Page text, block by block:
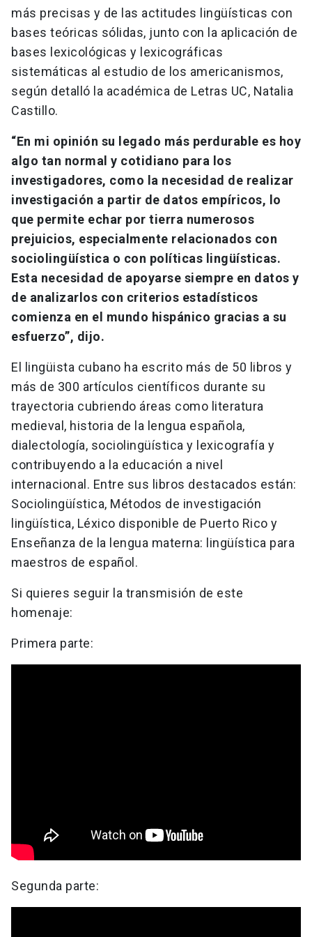
más precisas y de las actitudes lingüísticas con
bases teóricas sólidas, junto con la aplicación de
bases lexicológicas y lexicográficas
sistemáticas al estudio de los americanismos,
según detalló la académica de Letras UC, Natalia
Castillo.
“En mi opinión su legado más perdurable es hoy
algo tan normal y cotidiano para los
investigadores, como la necesidad de realizar
investigación a partir de datos empíricos, lo
que permite echar por tierra numerosos
prejuicios, especialmente relacionados con
sociolingüística o con políticas lingüísticas.
Esta necesidad de apoyarse siempre en datos y
de analizarlos con criterios estadísticos
comienza en el mundo hispánico gracias a su
esfuerzo”, dijo.
El lingüista cubano ha escrito más de 50 libros y
más de 300 artículos científicos durante su
trayectoria cubriendo áreas como literatura
medieval, historia de la lengua española,
dialectología, sociolingüística y lexicografía y
contribuyendo a la educación a nivel
internacional. Entre sus libros destacados están:
Sociolingüística, Métodos de investigación
lingüística, Léxico disponible de Puerto Rico y
Enseñanza de la lengua materna: lingüística para
maestros de español.
Si quieres seguir la transmisión de este
homenaje:
Primera parte:
Segunda parte: